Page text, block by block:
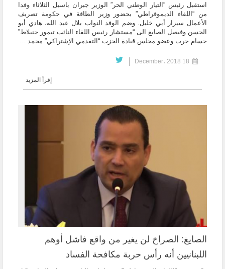
استقبل رئيس “التيار الوطني الحر” الوزير جبران باسيل الثلاثاء وفدا
من “اللقاء الديموقراطي” بحضور وزير الطاقة في حكومة تصريف
الأعمال سيزار أبي خليل. وضم الوفد النواب بلال عبد الله، هادي أبو
الحسن وفيصل الصايغ الى “مستشار رئيس اللقاء النائب تيمور جنبلاط”
حسام حرب وعضو مجلس قيادة الحزب “التقدمي الإشتراكي” محمد ...
إقرأ المزيد
الصايغ: الصراخ لن يغير من واقع فاشل أوهم
اللبنانيين أنه رأس حربة مكافحة الفساد